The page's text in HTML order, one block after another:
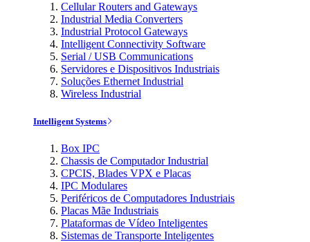
Cellular Routers and Gateways
Industrial Media Converters
Industrial Protocol Gateways
Intelligent Connectivity Software
Serial / USB Communications
Servidores e Dispositivos Industriais
Soluções Ethernet Industrial
Wireless Industrial
Intelligent Systems
Box IPC
Chassis de Computador Industrial
CPCIS, Blades VPX e Placas
IPC Modulares
Periféricos de Computadores Industriais
Placas Mãe Industriais
Plataformas de Vídeo Inteligentes
Sistemas de Transporte Inteligentes